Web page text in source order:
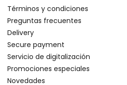
Términos y condiciones
Preguntas frecuentes
Delivery
Secure payment
Servicio de digitalización
Promociones especiales
Novedades